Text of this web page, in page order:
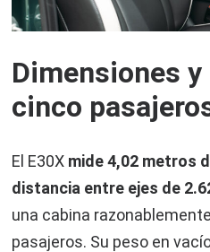
Dimensiones
cinco
El E30X mide 4,02 metros
distancia entre ejes de
una cabina
pasajeros. Su peso en